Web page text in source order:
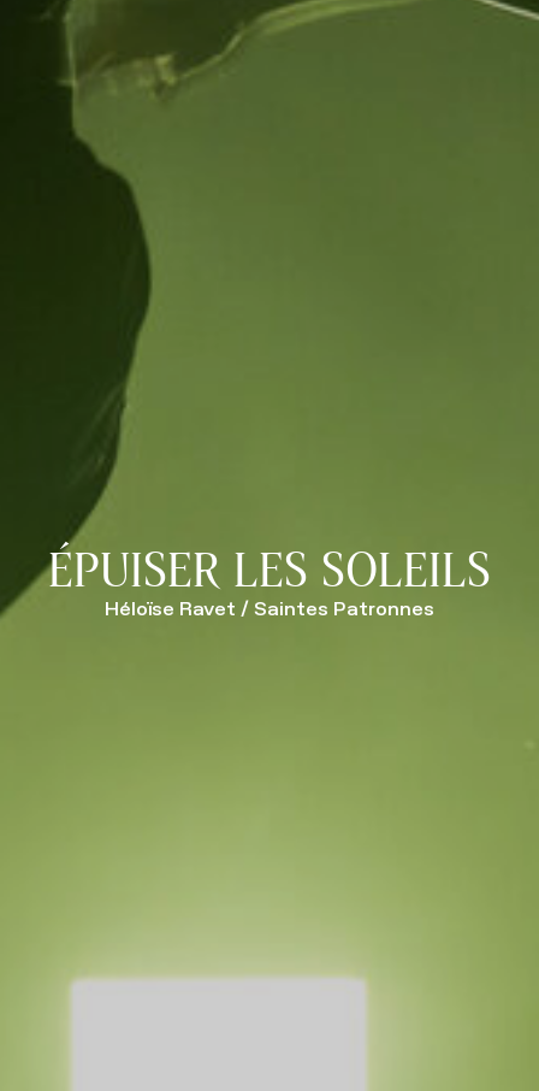
ÉPUISER LES SOLEILS
Héloïse Ravet / Saintes Patronnes